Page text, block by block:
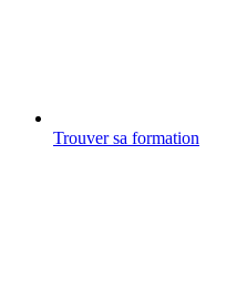
Trouver sa formation